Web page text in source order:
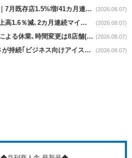
リテールパートナーズnews｜7月既存店1.5%増/41カ月連続増 (2026.08.07)
MrMax news｜7月既存店売上高1.6％減､2カ月連続マイナス (2026.08.07)
イオン九州news｜熊本地震による休業､時間変更は8店舗(8/7時点) (2026.08.07)
青山商事news｜6時間冷たさが持続｢ビジネス向けアイスベスト｣発売 (2026.08.07)